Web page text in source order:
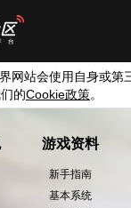
网站会使用自身或第
的Cookie政策。
游戏资料
新手指南
基本系统